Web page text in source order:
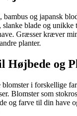
bambus og japansk
slanke blade og unikke
Græsser kræver
planter.
Højbede og
i forskellige
Blomster som
og farve til din have